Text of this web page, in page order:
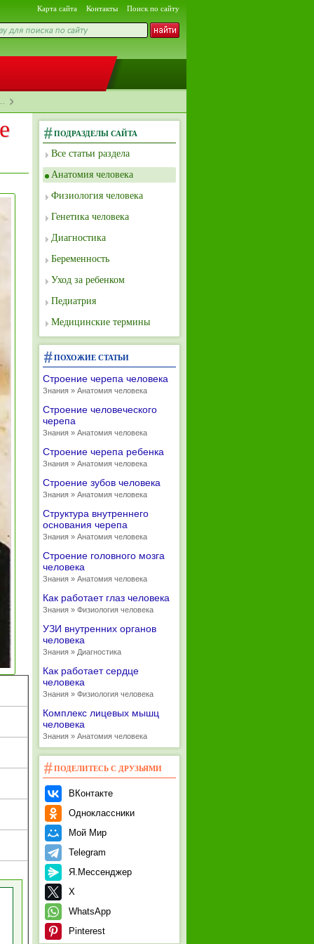
Карта сайта Контакты Поиск по сайту
ПОДРАЗДЕЛЫ САЙТА
Все статьи раздела
Анатомия человека
Физиология человека
Генетика человека
Диагностика
Беременность
Уход за ребенком
Педиатрия
Медицинские термины
ПОХОЖИЕ СТАТЬИ
Строение черепа человека
Знания » Анатомия человека
Строение человеческого
черепа
Знания » Анатомия человека
Строение черепа ребенка
Знания » Анатомия человека
Строение зубов человека
Знания » Анатомия человека
Структура внутреннего
основания черепа
Знания » Анатомия человека
Строение головного мозга
человека
Знания » Анатомия человека
Как работает глаз человека
Знания » Физиология человека
УЗИ внутренних органов
человека
Знания » Диагностика
Как работает сердце
человека
Знания » Физиология человека
Комплекс лицевых мышц
человека
Знания » Анатомия человека
ПОДЕЛИТЕСЬ С ДРУЗЬЯМИ
ВКонтакте
Одноклассники
Мой Мир
Telegram
Я.Мессенджер
X
WhatsApp
Pinterest